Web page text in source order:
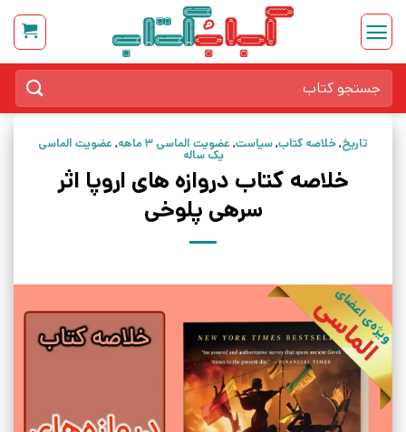
Skip
content
برای:
تاریخ,خلاصه کتاب,سیاست, عضویت الماسی 3 ماهه , عضویت الماسی
یک ساله
خلاصه کتاب دروازه های اروپا اثر
سرهی پلوخی